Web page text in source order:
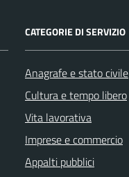
CATEGORIE DI SERVIZIO
Anagrafe e stato civile
Cultura e tempo libero
Vita lavorativa
Imprese e commercio
Appalti pubblici